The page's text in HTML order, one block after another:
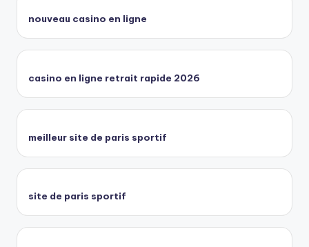
nouveau casino en ligne
casino en ligne retrait rapide 2026
meilleur site de paris sportif
site de paris sportif